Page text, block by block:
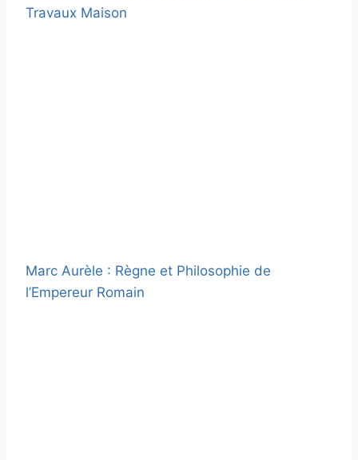
Travaux Maison
Marc Aurèle : Règne et Philosophie de
l’Empereur Romain